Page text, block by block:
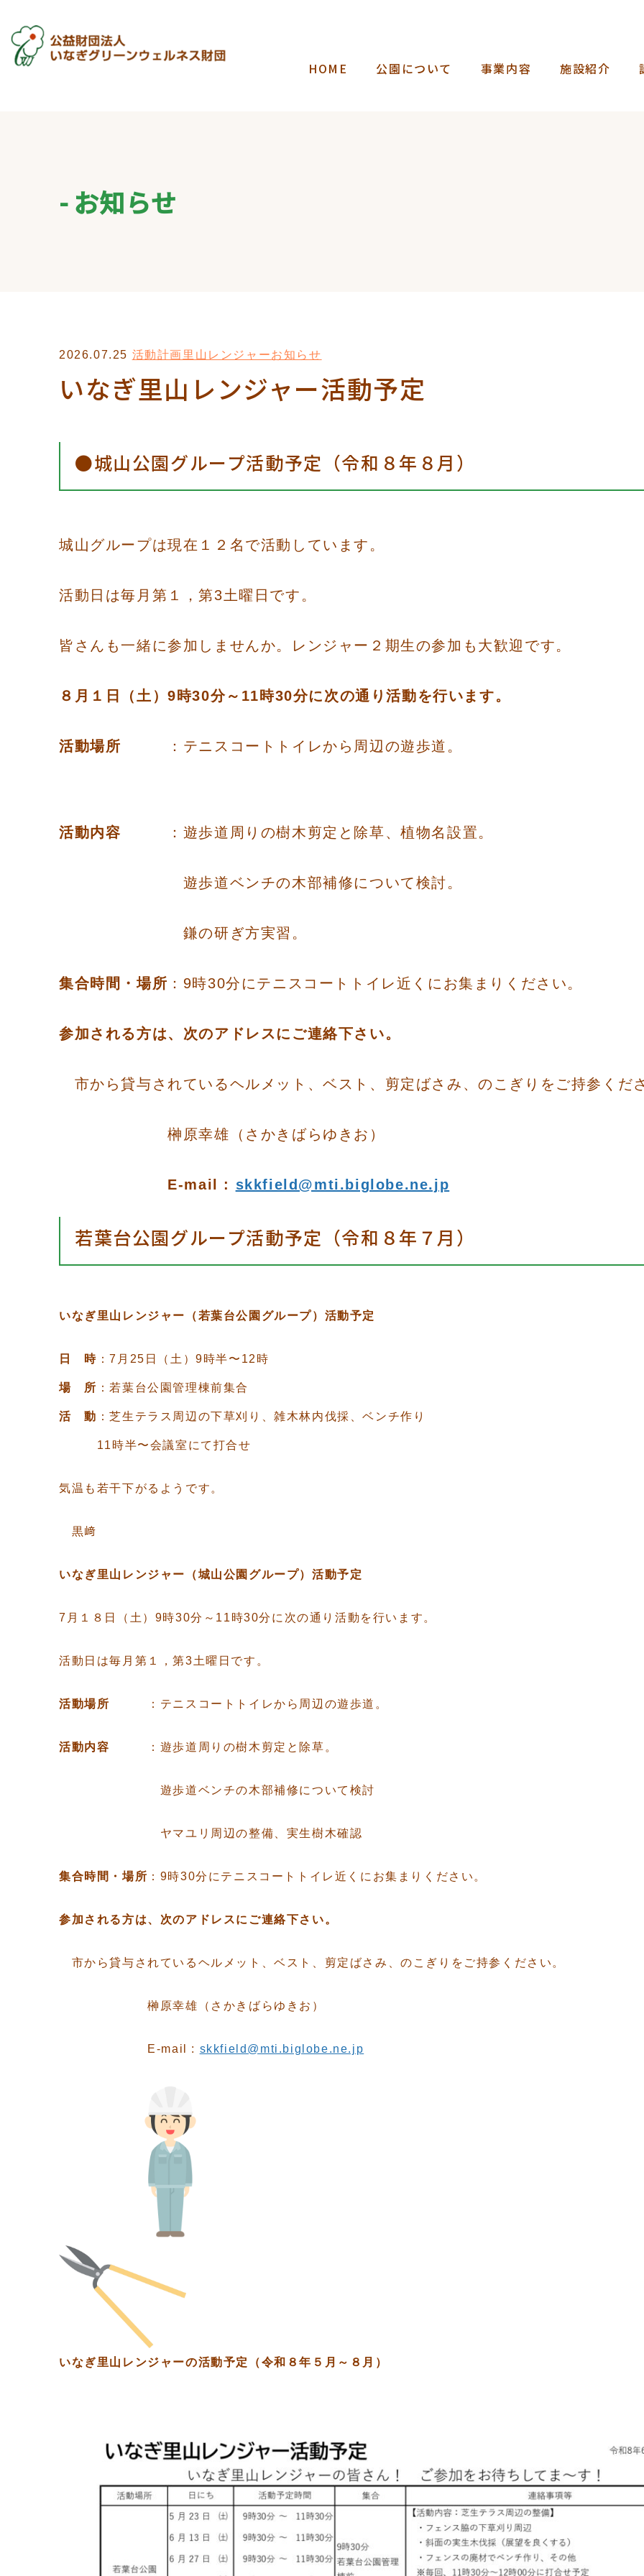
HOME 公園について 事業内容 施設紹介
お知らせ
2026.07.25 活動計画里山レンジャーお知らせ
いなぎ里山レンジャー活動予定
●城山公園グループ活動予定（令和８年８月）
城山グループは現在１２名で活動しています。
活動日は毎月第１，第3土曜日です。
皆さんも一緒に参加しませんか。レンジャー２期生の参加も大歓迎です。
８月１日（土）9時30分～11時30分に次の通り活動を行います。
活動場所 ：テニスコートトイレから周辺の遊
活動内容 ：遊歩道周りの樹木剪定と除草、植物名設置。
遊歩道ベンチの木部補修について検討。
鎌の研ぎ方実習。
集合時間・場所 ：9時30分にテニスコートトイレ近くにお集まりください。
参加される方は、次のアドレスにご連絡下さい。
市から貸与されているヘルメット、ベスト、剪定ばさみ、のこぎりをご持参く
榊原幸雄（さかきばらゆきお）
E-mail : skkfield@mti.biglobe.ne.jp
若葉台公園グループ活動予定（令和８年７月）
いなぎ里山レンジャー（若葉台公園グループ）活動予定
日 時 ：7月25日（土）9時半〜12時
場 所 ：若葉台公園管理棟前集合
活 動 ：芝生テラス周辺の下草刈り、雑木林内伐採、ベンチ作り
11時半〜会議室にて打合せ
気温も若干下がるようです。
黒﨑
いなぎ里山レンジャー（城山公園グループ）活動予定
7月１８日（土）9時30分～11時30分に次の通り活動を行います。
活動日は毎月第１，第3土曜日です。
活動場所 ：テニスコートトイレから周辺の遊
活動内容 ：遊歩道周りの樹木剪定と除草。
遊歩道ベンチの木部補修について検討
ヤマユリ周辺の整備、実生樹木確認
集合時間・場所 ：9時30分にテニスコートトイレ近くにお集まりください。
参加される方は、次のアドレスにご連絡下さい。
市から貸与されているヘルメット、ベスト、剪定ばさみ、のこぎりをご持参ください。
榊原幸雄（さかきばらゆきお）
E-mail : skkfield@mti.biglobe.ne.jp
いなぎ里山レンジャーの活動予定（令和８年５月～８月）